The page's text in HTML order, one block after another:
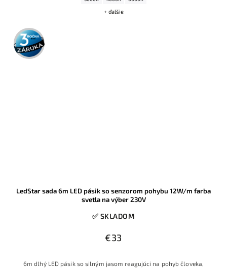
+ ďalšie
3 roky
záruka
LedStar sada 6m LED pásik so senzorom pohybu 12W/m farba
svetla na výber 230V
✅ SKLADOM
€33
6m dlhý LED pásik so silným jasom reagujúci na pohyb človeka,